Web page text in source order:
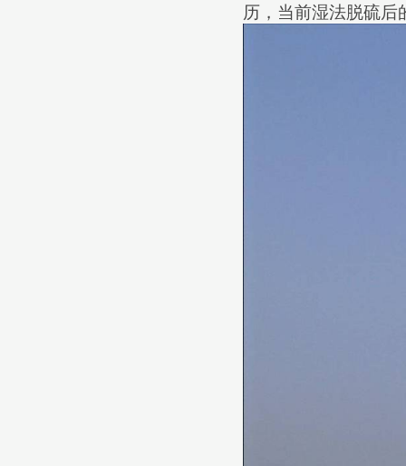
历，当前湿法脱硫后